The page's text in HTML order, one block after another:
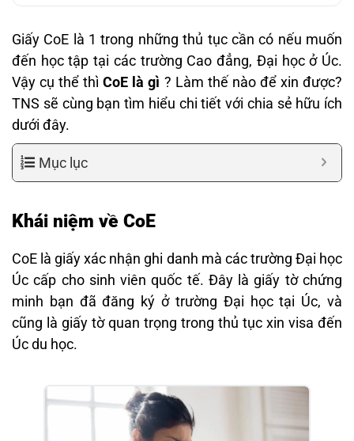
Giấy CoE là 1 trong những thủ tục cần có nếu muốn
đến học tập tại các trường Cao đẳng, Đại học ở Úc.
Vậy cụ thể thìCoE là gì ? Làm thế nào để xin được?
TNS sẽ cùng bạn tìm hiểu chi tiết với chia sẻ hữu ích
dưới đây.
Mục lục
Khái niệm về CoE
CoE là giấy xác nhận ghi danh mà các trường Đại học
Úc cấp cho sinh viên quốc tế. Đây là giấy tờ chứng
minh bạn đã đăng ký ở trường Đại học tại Úc, và
cũng là giấy tờ quan trọng trong thủ tục xin visa đến
Úc du học.